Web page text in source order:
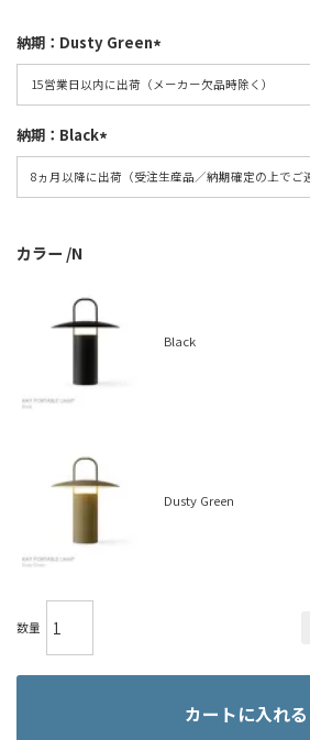
納期：Dusty Green
納期：Black
カラー N
Black
Dusty Green
カートに入れる